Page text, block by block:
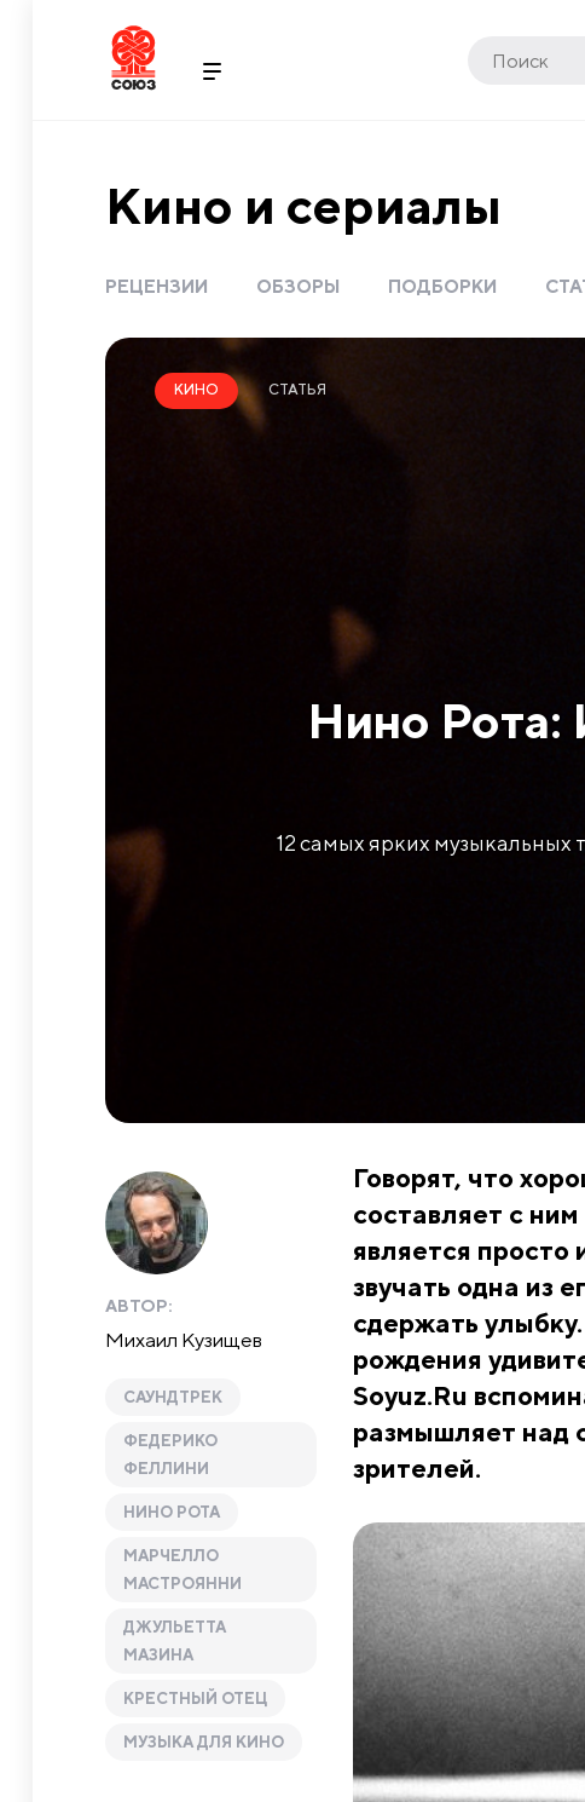
Кино и сериалы
РЕЦЕНЗИИ ОБЗОРЫ ПОДБОРКИ
Нино Рота:
12 самых ярких музыкальных
КИНО СТАТЬЯ
АВТОР:
Михаил Кузищев
САУНДТРЕК
ФЕДЕРИКО
ФЕЛЛИНИ
НИНО РОТА
МАРЧЕЛЛО
МАСТРОЯННИ
ДЖУЛЬЕТТА
МАЗИНА
КРЕСТНЫЙ ОТЕЦ
МУЗЫКА ДЛЯ КИНО
Говорят, что
составляет с
является
звучать одна из
сдержать
рождения
Soyuz.Ru
размышляет над
зрителей.